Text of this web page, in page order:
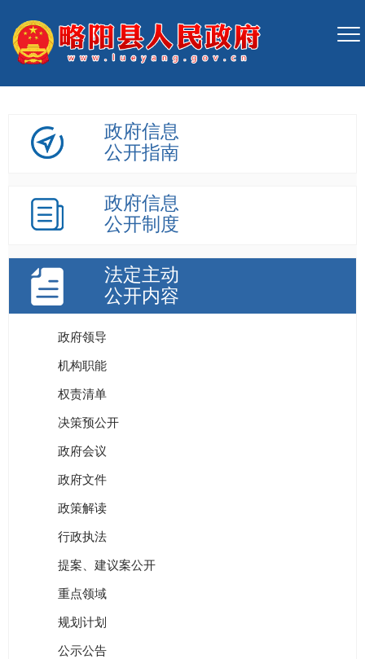
政府信息
公开指南
政府信息
公开制度
法定主动
公开内容
政府领导
机构职能
权责清单
决策预公开
政府会议
政府文件
政策解读
行政执法
提案、建议案公开
重点领域
规划计划
公示公告